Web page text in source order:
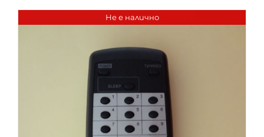
Не е налично